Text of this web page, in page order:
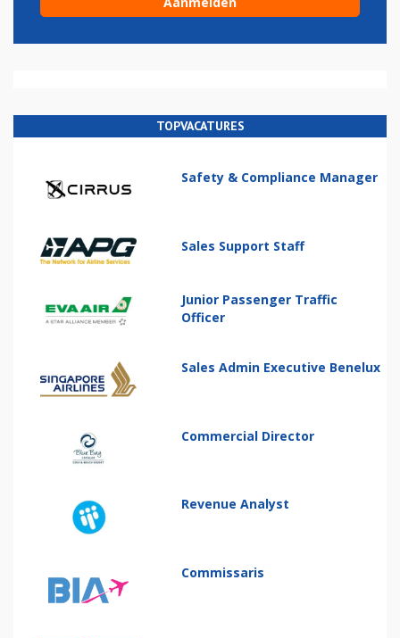
TOPVACATURES
Safety & Compliance Manager
Sales Support Staff
Junior Passenger Traffic
Officer
Sales Admin Executive Benelux
Commercial Director
Revenue Analyst
Commissaris